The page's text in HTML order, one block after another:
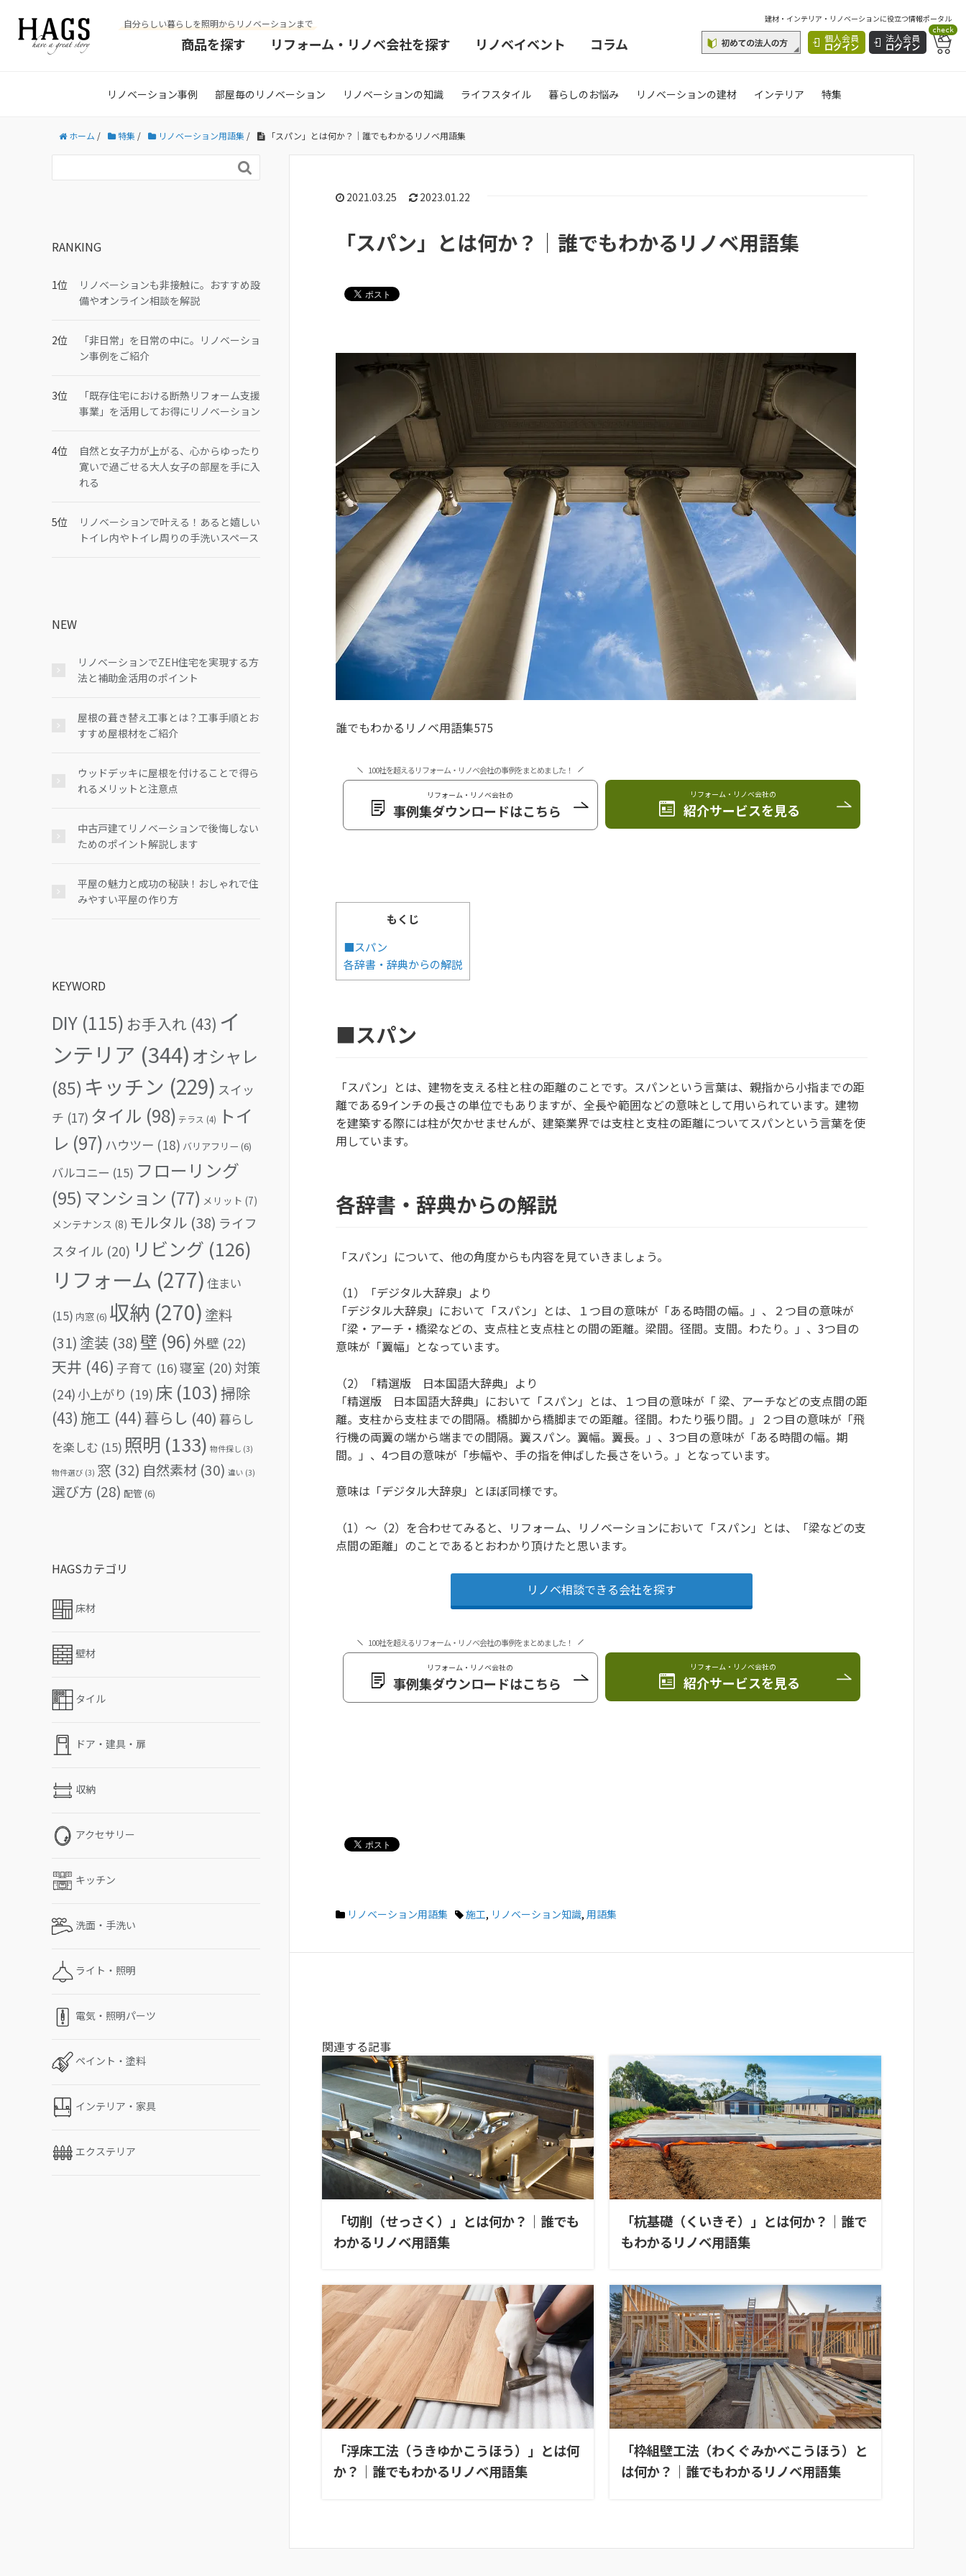
自分らしい暮らしを照明からリノベーションまで
商品を探す リフォーム・リノベ会社を探す リノベイベント コラム
建材・インテリア・リノベーションに役立つ情報ポータル
個人会員
ログイン
法人会員
ログイン
check
リノベーション事例 部屋毎のリノベーション リノベーションの知識 ライフスタイル 暮らしのお悩み リノベーションの建材 インテリア 特集
ホーム / 特集 / リノベーション用語集 / 「スパン」とは何か？｜誰でもわかるリノベ用語集
2021.03.25 2023.01.22
「スパン」とは何か？｜誰でもわかるリノベ用語集
誰でもわかるリノベ用語集575
100社を超えるリフォーム・リノベ会社の事例をまとめました！
リフォーム・リノベ会社の
事例集ダウンロードはこちら
リフォーム・リノベ会社の
紹介サービスを見る
もくじ
■スパン
各辞書・辞典からの解説
■スパン
「スパン」とは、建物を支える柱と柱の距離のことです。スパンという言葉は、親指から小指までの距
離である9インチの長さの単位でもありますが、全長や範囲などの意味として用いられています。建物
を建築する際には柱が欠かせませんが、建築業界では支柱と支柱の距離についてスパンという言葉を使
用しています。
各辞書・辞典からの解説
「スパン」について、他の角度からも内容を見ていきましょう。
（1）「デジタル大辞泉」より
「デジタル大辞泉」において「スパン」とは、１つ目の意味が「ある時間の幅。」、２つ目の意味が
「梁・アーチ・橋梁などの、支点柱と支点柱との間の距離。梁間。径間。支間。わたり。」、3つ目の
意味が「翼幅」となっています。
（2）「精選版 日本国語大辞典」より
「精選版 日本国語大辞典」において「スパン」とは、１つ目の意味が「 梁、アーチなどの支点間の距
離。支柱から支柱までの間隔。橋脚から橋脚までの距離。径間。わたり張り間。」２つ目の意味が「飛
行機の両翼の端から端までの間隔。翼スパン。翼幅。翼長。」、3つ目の意味が「ある時間の幅。期
間。」、4つ目の意味が「歩幅や、手の指を伸ばした長さをいう。」となっています。
意味は「デジタル大辞泉」とほぼ同様です。
（1）～（2）を合わせてみると、リフォーム、リノベーションにおいて「スパン」とは、「梁などの支
点間の距離」のことであるとおわかり頂けたと思います。
リノベ相談できる会社を探す
100社を超えるリフォーム・リノベ会社の事例をまとめました！
リフォーム・リノベ会社の
事例集ダウンロードはこちら
リフォーム・リノベ会社の
紹介サービスを見る
リノベーション用語集 施工, リノベーション知識, 用語集
関連する記事
「切削（せっさく）」とは何か？｜誰でも
わかるリノベ用語集
「杭基礎（くいきそ）」とは何か？｜誰で
もわかるリノベ用語集
「浮床工法（うきゆかこうほう）」とは何
か？｜誰でもわかるリノベ用語集
「枠組壁工法（わくぐみかべこうほう）と
は何か？｜誰でもわかるリノベ用語集

RANKING
リノベーションも非接触に。おすすめ設
備やオンライン相談を解説
「非日常」を日常の中に。リノベーショ
ン事例をご紹介
「既存住宅における断熱リフォーム支援
事業」を活用してお得にリノベーション
自然と女子力が上がる、心からゆったり
寛いで過ごせる大人女子の部屋を手に入
れる
リノベーションで叶える！あると嬉しい
トイレ内やトイレ周りの手洗いスペース
NEW
リノベーションでZEH住宅を実現する方
法と補助金活用のポイント
屋根の葺き替え工事とは？工事手順とお
すすめ屋根材をご紹介
ウッドデッキに屋根を付けることで得ら
れるメリットと注意点
中古戸建てリノベーションで後悔しない
ためのポイント解説します
平屋の魅力と成功の秘訣！おしゃれで住
みやすい平屋の作り方
KEYWORD
DIY (115) お手入れ (43) イ
ンテリア (344) オシャレ
(85) キッチン (229) スイッ
チ (17) タイル (98) テラス (4)
トイ
レ (97) ハウツー (18) バリアフリー (6)
バルコニー (15) フローリング
(95)マンション (77) メリット (7)
メンテナンス (8) モルタル (38) ライフ
スタイル (20) リビング (126)
リフォーム (277) 住まい
(15) 内窓(6) 収納 (270) 塗料
(31) 塗装 (38) 壁 (96)外壁 (22)
天井 (46) 子育て (16)寝室 (20) 対策
(24)小上がり (19) 床 (103)掃除
(43) 施工 (44) 暮らし (40) 暮らし
を楽しむ (15) 照明 (133) 物件探し (3)
物件選び (3) 窓 (32) 自然素材 (30) 違い (3)
選び方 (28) 配管(6)
HAGSカテゴリ
床材
壁材
タイル
ドア・建具・扉
収納
アクセサリー
キッチン
洗面・手洗い
ライト・照明
電気・照明パーツ
ペイント・塗料
インテリア・家具
エクステリア